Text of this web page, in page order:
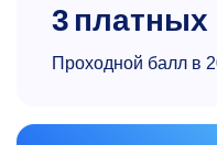
3 платных
Проходной балл в